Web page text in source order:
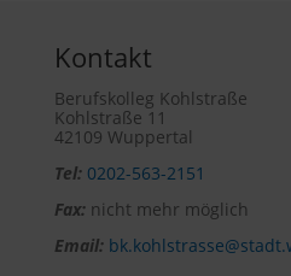
Kontakt
Berufskolleg Kohlstraße
Kohlstraße 11
42109 Wuppertal
Tel: 0202-563-2151
Fax:nicht mehr möglich
Email: